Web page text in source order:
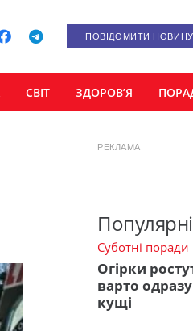
ПОВІДОМИТИ НОВИНУ
СВІТ ЗДОРОВ’Я
РЕКЛАМА
Суботні поради
Огірки
варто
кущі